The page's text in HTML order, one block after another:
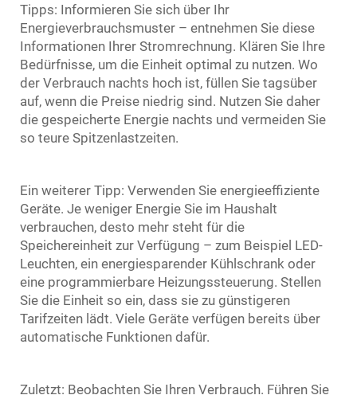
Tipps: Informieren Sie sich über Ihr
Energieverbrauchsmuster – entnehmen Sie diese
Informationen Ihrer Stromrechnung. Klären Sie Ihre
Bedürfnisse, um die Einheit optimal zu nutzen. Wo
der Verbrauch nachts hoch ist, füllen Sie tagsüber
auf, wenn die Preise niedrig sind. Nutzen Sie daher
die gespeicherte Energie nachts und vermeiden Sie
so teure Spitzenlastzeiten.
Ein weiterer Tipp: Verwenden Sie energieeffiziente
Geräte. Je weniger Energie Sie im Haushalt
verbrauchen, desto mehr steht für die
Speichereinheit zur Verfügung – zum Beispiel LED-
Leuchten, ein energiesparender Kühlschrank oder
eine programmierbare Heizungssteuerung. Stellen
Sie die Einheit so ein, dass sie zu günstigeren
Tarifzeiten lädt. Viele Geräte verfügen bereits über
automatische Funktionen dafür.
Zuletzt: Beobachten Sie Ihren Verbrauch. Führen Sie